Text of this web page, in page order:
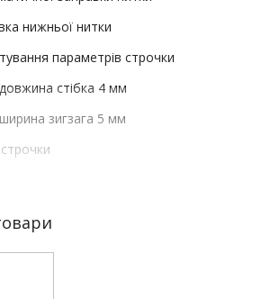
нижньої нитки
параметрів строчки
стібка 4 мм
зигзага 5 мм
шпулечной нитки